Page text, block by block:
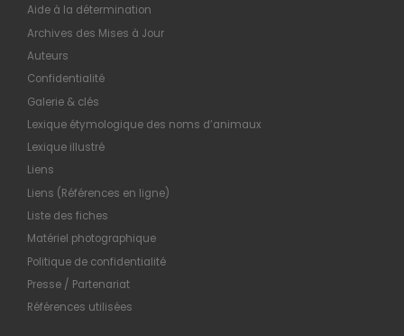
Aide à la détermination
Archives des Mises à Jour
Auteurs
Confidentialité
Galerie & clés
Lexique étymologique des noms d’animaux
Lexique illustré
Liens
Liens (Références en ligne)
Liste des fiches
Matériel photographique
Politique de confidentialité
Presse / Partenariat
Références utilisées